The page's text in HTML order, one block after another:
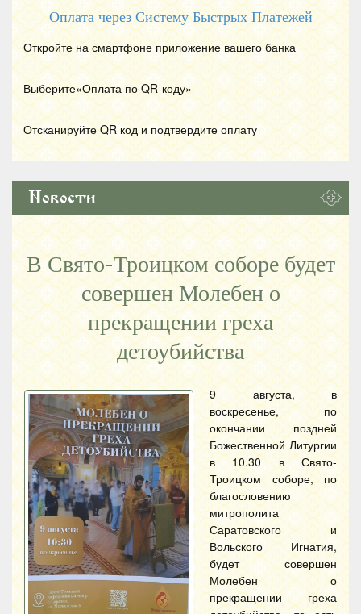
Оплата через Систему Быстрых Платежей
Откройте на смартфоне приложение вашего банка
Выберите«Оплата по QR-коду»
Отсканируйте QR код и подтвердите оплату
Новости
В Свято-Троицком соборе будет
совершен Молебен о
прекращении греха
детоубийства
9 августа, в
воскресенье, по
окончании поздней
Божественной Литургии
в 10.30 в Свято-
Троицком соборе, по
благословению
митрополита
Саратовского и
Вольского Игнатия,
будет совершен
Молебен о
прекращении греха